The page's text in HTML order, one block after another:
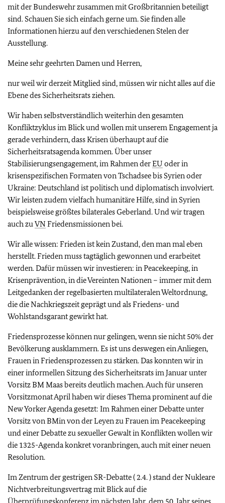
mit der Bundeswehr zusammen mit Großbritannien beteiligt
sind. Schauen Sie sich einfach gerne um. Sie finden alle
Informationen hierzu auf den verschiedenen Stelen der
Ausstellung.
Meine sehr geehrten Damen und Herren,
nur weil wir derzeit Mitglied sind, müssen wir nicht alles auf die
Ebene des Sicherheitsrats ziehen.
Wir haben selbstverständlich weiterhin den gesamten
Konfliktzyklus im Blick und wollen mit unserem Engagement ja
gerade verhindern, dass Krisen überhaupt auf die
Sicherheitsratsagenda kommen. Über unser
Stabilisierungsengagement, im Rahmen derEU oder in
krisenspezifischen Formaten von Tschadsee bis Syrien oder
Ukraine: Deutschland ist politisch und diplomatisch involviert.
Wir leisten zudem vielfach humanitäre Hilfe, sind in Syrien
beispielsweise größtes bilaterales Geberland. Und wir tragen
auch zuVNFriedensmissionen bei.
Wir alle wissen: Frieden ist kein Zustand, den man mal eben
herstellt. Frieden muss tagtäglich gewonnen und erarbeitet
werden. Dafür müssen wir investieren: in Peacekeeping, in
Krisenprävention, in die Vereinten Nationen – immer mit dem
Leitgedanken der regelbasierten multilateralen Weltordnung,
die die Nachkriegszeit geprägt und als Friedens- und
Wohlstandsgarant gewirkt hat.
Friedensprozesse können nur gelingen, wenn sie nicht 50% der
Bevölkerung ausklammern. Es ist uns deswegen ein Anliegen,
Frauen in Friedensprozessen zu stärken. Das konnten wir in
einer informellen Sitzung des Sicherheitsrats im Januar unter
Vorsitz BM Maas bereits deutlich machen. Auch für unseren
Vorsitzmonat April haben wir dieses Thema prominent auf die
New Yorker Agenda gesetzt: Im Rahmen einer Debatte unter
Vorsitz von BMin von der Leyen zu Frauen im Peacekeeping
und einer Debatte zu sexueller Gewalt in Konflikten wollen wir
die 1325-Agenda konkret voranbringen, auch mit einer neuen
Resolution.
Im Zentrum der gestrigen SR-Debatte ( 2.4. ) stand der Nukleare
Nichtverbreitungsvertrag mit Blick auf die